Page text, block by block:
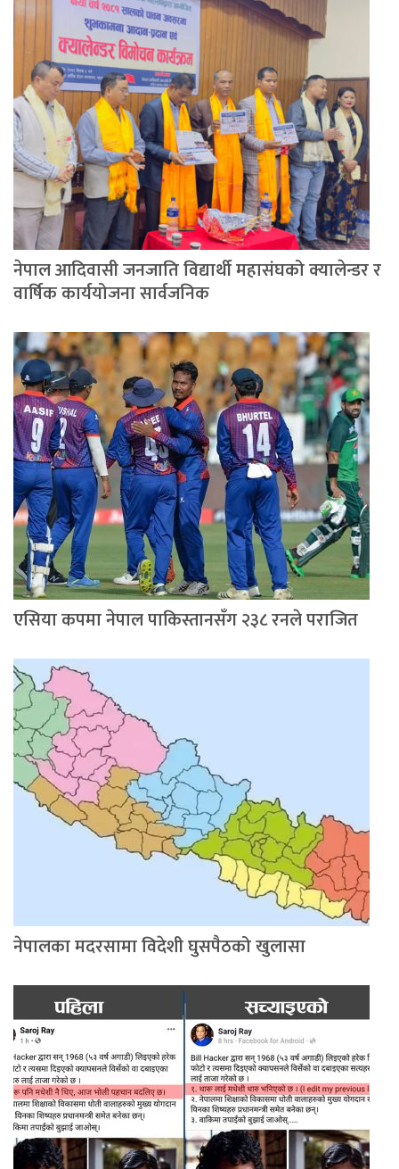
नेपाल आदिवासी जनजाति विद्यार्थी महासंघको क्यालेन्डर र
वार्षिक कार्ययोजना सार्वजनिक
एसिया कपमा नेपाल पाकिस्तानसँग २३८ रनले पराजित
नेपालका मदरसामा विदेशी घुसपैठको खुलासा